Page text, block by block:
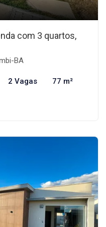
com 3 quartos,
BA
2 Vagas 77 m²